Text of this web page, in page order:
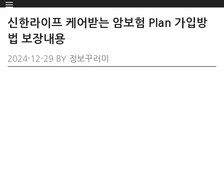
SKIP
TO
CONTENT
Menu
신한라이프 케어받는 암보험 Plan 가입방
법 보장내용
2024-12-29 BY 정보꾸러미